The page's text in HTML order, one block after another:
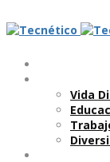
Vida